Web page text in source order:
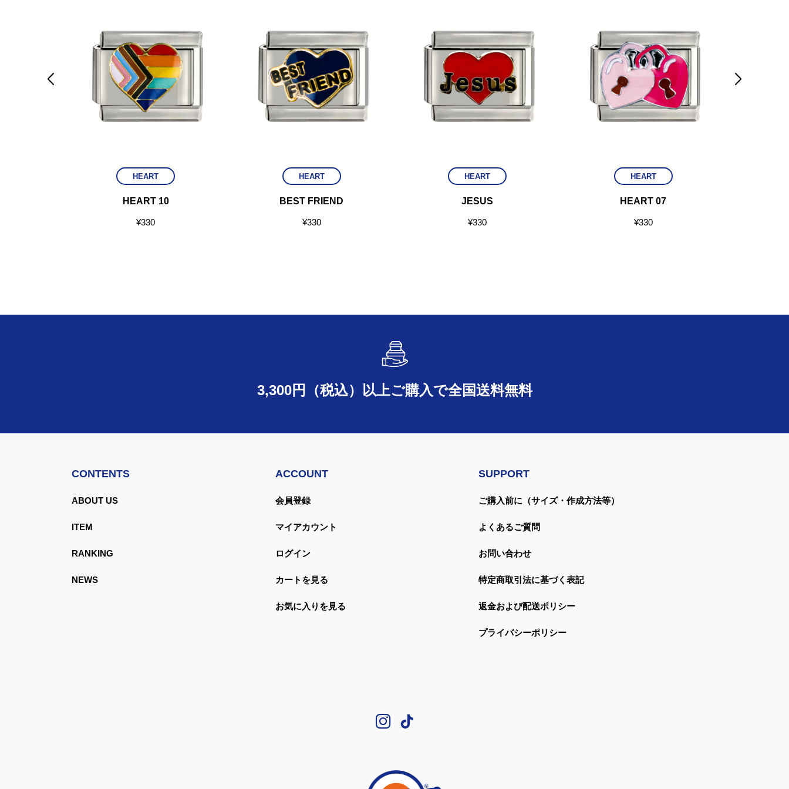
HEART
HEART 10
¥330
HEART
BEST FRIEND
¥330
HEART
JESUS
¥330
HEART
HEART 07
¥330
 
3,300円（税込）以上ご購入で全国送料無料
CONTENTS
ABOUT US
ITEM
RANKING
NEWS
ACCOUNT
会員登録
マイアカウント
ログイン
カートを見る
お気に入りを見る
SUPPORT
ご購入前に（サイズ・作成方法等）
よくあるご質問
お問い合わせ
特定商取引法に基づく表記
返金および配送ポリシー
プライバシーポリシー